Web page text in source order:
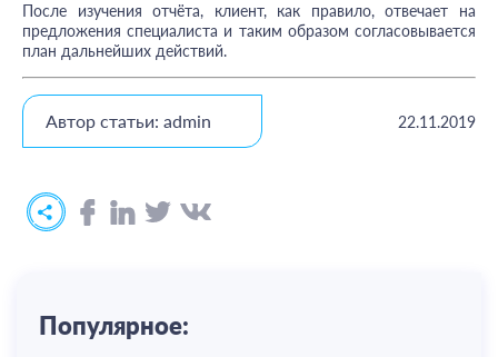
После изучения отчёта, клиент, как правило, отвечает на
предложения специалиста и таким образом согласовывается
план дальнейших действий.
Автор статьи: admin 22.11.2019
Популярное: